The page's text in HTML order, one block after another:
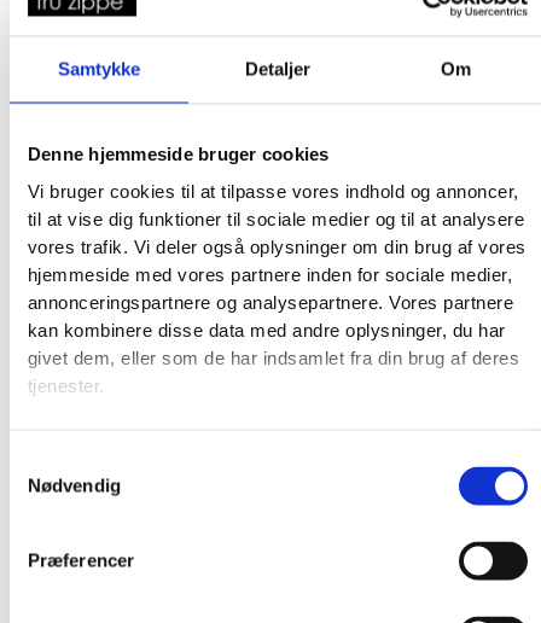
Samtykke Detaljer Om
Denne hjemmeside bruger cookies
Vi bruger cookies til at tilpasse vores indhold og annoncer,
til at vise dig funktioner til sociale medier og til at analysere
vores trafik. Vi deler også oplysninger om din brug af vores
hjemmeside med vores partnere inden for sociale medier,
annonceringspartnere og analysepartnere. Vores partnere
kan kombinere disse data med andre oplysninger, du har
givet dem, eller som de har indsamlet fra din brug af deres
tjenester.
Nødvendig
Præferencer
Produkter